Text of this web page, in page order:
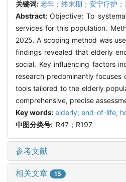
关键词:老年；终末期；安宁疗护
Abstract:Objective: To
services for this population.
2025. A scoping method was
findings revealed that elderly
social. Key influencing factors
research predominantly
tools tailored to the elderly
comprehensive, precise
Key words:elderly; end-of-life;
中图分类号: R47；R197
参考文献
相关文章 15